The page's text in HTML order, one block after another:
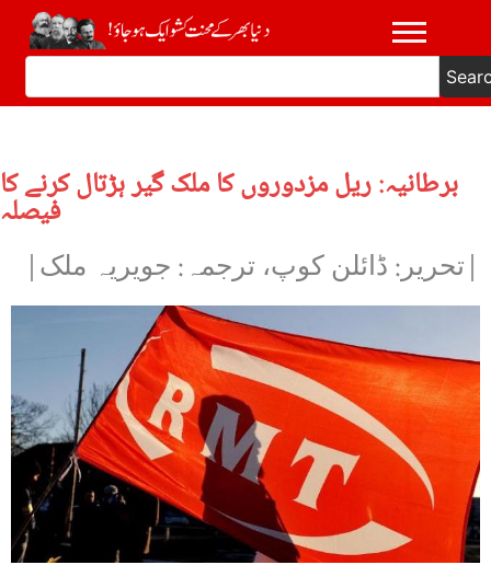
برطانیہ: ریل مزدوروں کا ملک گیر ہڑتال کرنے کا
فیصلہ
|تحریر: ڈائلن کوپ، ترجمہ: جویریہ ملک|